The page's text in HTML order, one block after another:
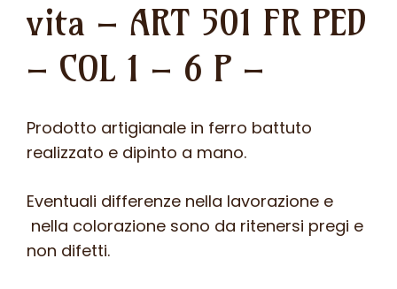
vita – ART 501 FR PED
– COL 1 – 6 P –
Prodotto artigianale in ferro battuto
realizzato e dipinto a mano.
Eventuali differenze nella lavorazione e
nella colorazione sono da ritenersi pregi e
non difetti.